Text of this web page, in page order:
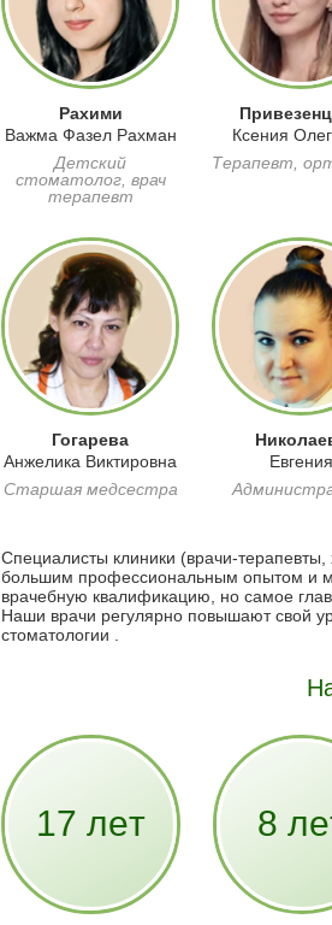
Рахими
Важма Фазел Рахман
Детский
стоматолог, врач
терапевт
Ксения
Терапевт,
Гогарева
Анжелика Виктировна
Старшая медсестра
Евгения
Специалисты клиники (врачи-
большим профессиональным опытом и
врачебную квалификацию, но самое
Наши врачи регулярно повышают свой
стоматологии .
17 лет 8